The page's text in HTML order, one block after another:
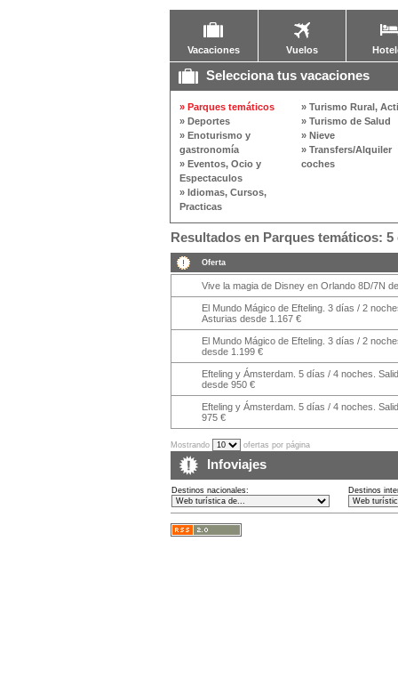
Vacaciones Vuelos
Selecciona tus vacaciones
» Parques temáticos
» Deportes
» Enoturismo y
gastronomía
» Eventos, Ocio y
Espectaculos
» Idiomas, Cursos,
Practicas
» Turismo Rural,
» Turismo de Salud
» Nieve
» Transfers/Alquiler
coches
Resultados en Parques temáticos: 5
Oferta
Vive la magia de Disney en Orlando 8D/7N
El Mundo Mágico de Efteling. 3 días / 2
Asturias desde 1.167 €
El Mundo Mágico de Efteling. 3 días / 2
desde 1.199 €
Efteling y Ámsterdam. 5 días / 4 noches.
desde 950 €
Efteling y Ámsterdam. 5 días / 4 noches.
975 €
Mostrando ofertas por página
Infoviajes
Destinos nacionales: Destinos